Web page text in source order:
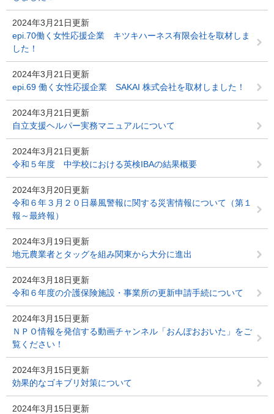
2024年3月21日更新
epi.70働く女性応援企業 キツキハーネス有限会社を取材しま
した！
2024年3月21日更新
epi.69 働く女性応援企業 SAKAI 株式会社を取材しました！
2024年3月21日更新
自立支援ヘルパー実務マニュアルについて
2024年3月21日更新
令和５年度 中学校における英検IBAの結果概要
2024年3月20日更新
令和６年３月２０日暴風警報に関する災害情報について（第１
報～最終報）
2024年3月19日更新
地元農業者とタッグを組み関東から大分に進出
2024年3月18日更新
令和６年度の介護保険施設・事業所の更新申請手続について
2024年3月15日更新
ＮＰＯ情報を発信する動画チャンネル「おんぽおおいた」をご
覧ください！
2024年3月15日更新
効果的なゴキブリ対策について
2024年3月15日更新